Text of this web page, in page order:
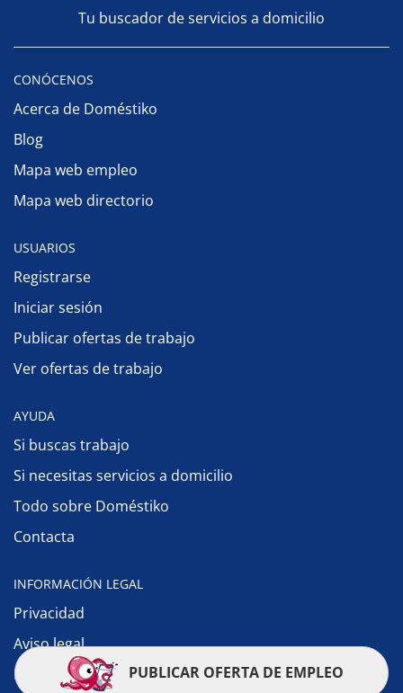
Tu buscador de servicios a domicilio
CONÓCENOS
Acerca de Doméstiko
Blog
Mapa web empleo
Mapa web directorio
USUARIOS
Registrarse
Iniciar sesión
Publicar ofertas de trabajo
Ver ofertas de trabajo
AYUDA
Si buscas trabajo
Si necesitas servicios a domicilio
Todo sobre Doméstiko
Contacta
INFORMACIÓN LEGAL
Privacidad
Aviso legal
Política de cookiesPUBLICAR OFERTA DE EMPLEO